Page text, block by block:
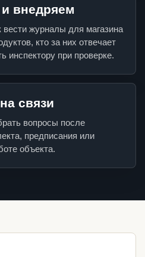
внедряем
журналы для магазина
кто за них отвечает
инспектору при проверке.
связи
вопросы после
предписания или
объекта.